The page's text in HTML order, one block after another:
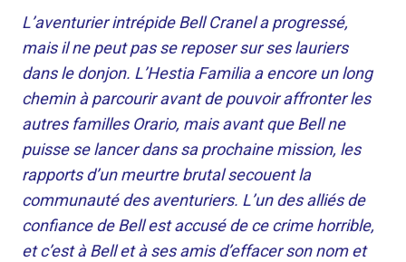
L’aventurier intrépide Bell Cranel a progressé,
mais il ne peut pas se reposer sur ses lauriers
dans le donjon. L’Hestia Familia a encore un long
chemin à parcourir avant de pouvoir affronter les
autres familles Orario, mais avant que Bell ne
puisse se lancer dans sa prochaine mission, les
rapports d’un meurtre brutal secouent la
communauté des aventuriers. L’un des alliés de
confiance de Bell est accusé de ce crime horrible,
et c’est à Bell et à ses amis d’effacer son nom et